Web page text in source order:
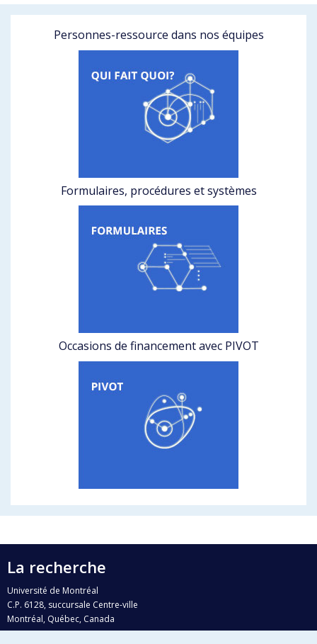
Personnes-ressource dans nos équipes
Formulaires, procédures et systèmes
Occasions de financement avec PIVOT
La recherche
Université de Montréal
C.P. 6128, succursale Centre-ville
Montréal, Québec, Canada
H3C 3J7